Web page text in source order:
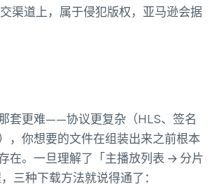
渠道上，属于侵犯版权，亚马逊会据
套更难——协议更复杂（HLS、签名
，你想要的文件在组装出来之前根本
在。一旦理解了「主播放列表 → 分片
三种下载方法就说得通了：